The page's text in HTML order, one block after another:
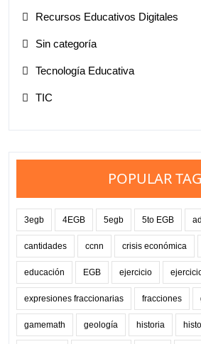
Recursos Educativos Digitales
Sin categoría
Tecnología Educativa
TIC
POPULAR
3egb 4EGB 5egb 5to EGB
cantidades ccnn crisis económica
educación EGB ejercicio
expresiones fraccionarias fracciones
gamemath geología historia